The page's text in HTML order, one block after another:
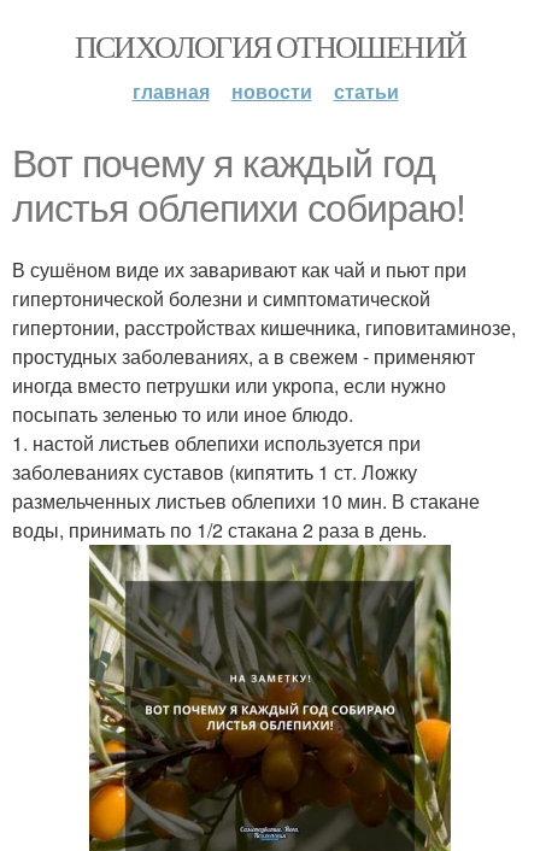
ПСИХОЛОГИЯ ОТНОШЕНИЙ
главная новости статьи
Вот почему я каждый год
листья облепихи собираю!
В сушёном виде их заваривают как чай и пьют при
гипертонической болезни и симптоматической
гипертонии, расстройствах кишечника, гиповитаминозе,
простудных заболеваниях, а в свежем - применяют
иногда вместо петрушки или укропа, если нужно
посыпать зеленью то или иное блюдо.
1. настой листьев облепихи используется при
заболеваниях суставов (кипятить 1 ст. Ложку
размельченных листьев облепихи 10 мин. В стакане
воды, принимать по 1/2 стакана 2 раза в день.